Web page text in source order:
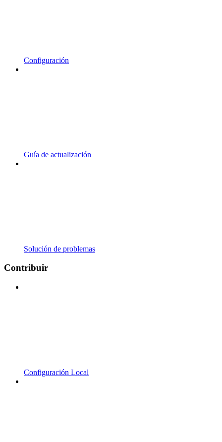
Configuración
Guía de actualización
Solución de problemas
Contribuir
Configuración Local